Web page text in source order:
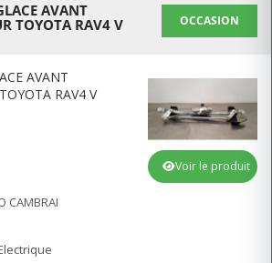
AVANT
TOYOTA RAV4 V
OCCASION
AVANT
RAV4 V
CAMBRAI
Voir le produit